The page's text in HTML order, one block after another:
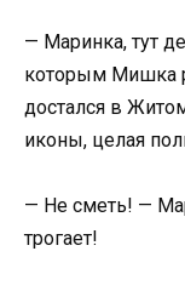
— Маринка, тут
которым Мишка
достался в
иконы, целая
— Не сметь! —
трогает!